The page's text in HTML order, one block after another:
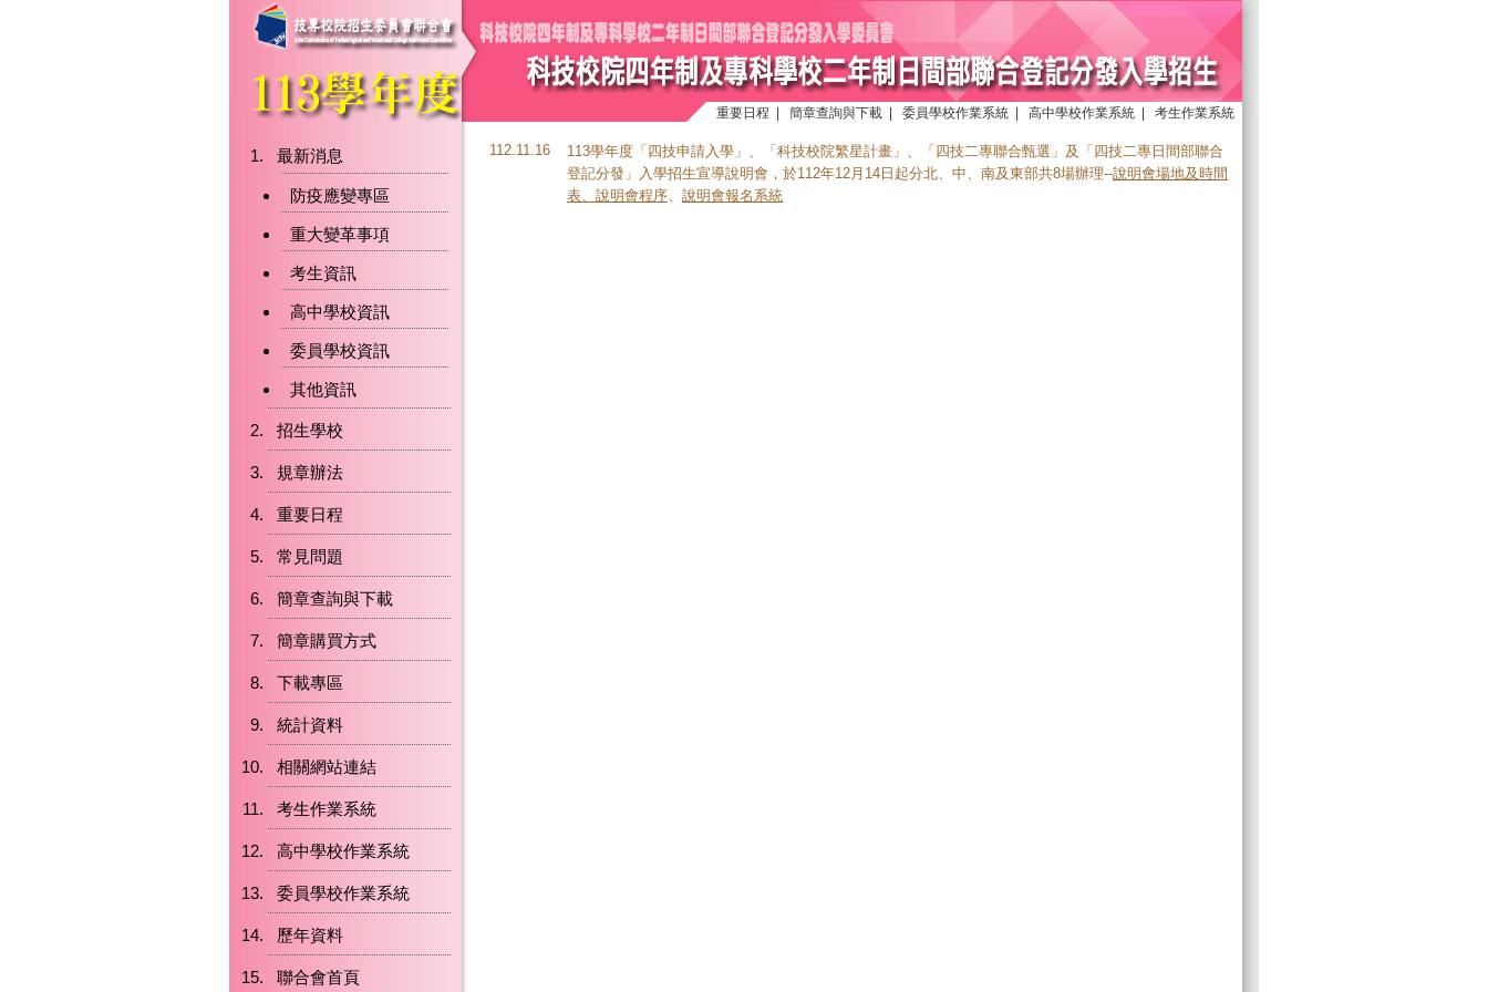
重要日程 簡章查詢與下載 委員學校作業系統 高中學校作業系統 考生作業系統
最新消息
防疫應變專區
重大變革事項
考生資訊
高中學校資訊
委員學校資訊
其他資訊
招生學校
規章辦法
重要日程
常見問題
簡章查詢與下載
簡章購買方式
下載專區
統計資料
相關網站連結
考生作業系統
高中學校作業系統
委員學校作業系統
歷年資料
聯合會首頁
112.11.16
113學年度「四技申請入學」、「科技校院繁星計畫」、「四技二專聯合甄選」及「四技二專日間部聯合
登記分發」入學招生宣導說明會，於112年12月14日起分北、中、南及東部共8場辦理--說明會場地及時間
表、說明會程序、 說明會報名系統